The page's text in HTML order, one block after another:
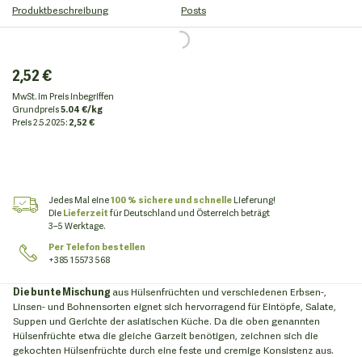
Produktbeschreibung Posts
2,52 €
MwSt. im Preis inbegriffen
Grundpreis5.04 €/kg
Preis2.5.2025:2,52 €
Jedes Mal eine100 % sichere und schnelleLieferung!
DieLieferzeitfür Deutschland und Österreich beträgt
3–5 Werktage.
Per Telefon bestellen
+385 1 5573 568
Die bunte Mischungaus Hülsenfrüchten und verschiedenen Erbsen-,
Linsen- und Bohnensorten eignet sich hervorragend für Eintöpfe, Salate,
Suppen und Gerichte der asiatischen Küche. Da die oben genannten
Hülsenfrüchte etwa die gleiche Garzeit benötigen, zeichnen sich die
gekochten Hülsenfrüchte durch eine feste und cremige Konsistenz aus.